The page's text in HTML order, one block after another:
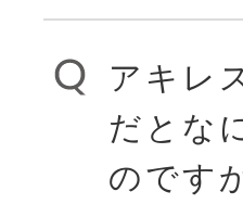
快適な
ジョイ
いろい
があり
ここで
アキレ
だとな
のです